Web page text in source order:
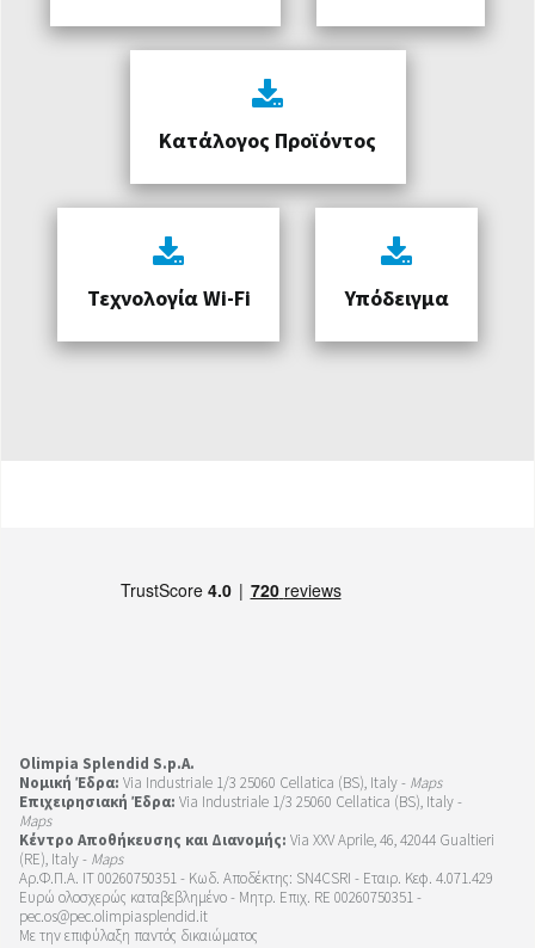
Κατάλογος Προϊόντος
Τεχνολογία Wi-Fi Υπόδειγμα
Olimpia Splendid S.p.A.
Νομική Έδρα: Via Industriale 1/3 25060 Cellatica (BS), Italy - Maps
Επιχειρησιακή Έδρα: Via Industriale 1/3 25060 Cellatica (BS), Italy -
Maps
Κέντρο Αποθήκευσης και Διανομής: Via XXV Aprile, 46, 42044 Gualtieri
(RE), Italy - Maps
Αρ.Φ.Π.Α. IT 00260750351 - Κωδ. Αποδέκτης: SN4CSRI - Εταιρ. Κεφ. 4.071.429
Ευρώ ολοσχερώς καταβεβλημένο - Μητρ. Επιχ. RE 00260750351 -
pec.os@pec.olimpiasplendid.it
Με την επιφύλαξη παντός δικαιώματος